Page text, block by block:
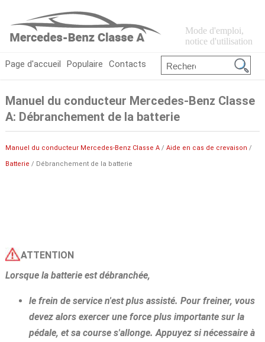
Mode d'emploi,
notice d'utilisation
Page d'accueil Populaire Contacts
Manuel du conducteur Mercedes-Benz Classe
A: Débranchement de la batterie
Manuel du conducteur Mercedes-Benz Classe A/ Aide en cas de crevaison /
Batterie / Débranchement de la batterie
ATTENTION
Lorsque la batterie est débranchée,
le frein de service n'est plus assisté. Pour freiner, vous
devez alors exercer une force plus importante sur la
pédale, et sa course s'allonge. Appuyez si nécessaire à